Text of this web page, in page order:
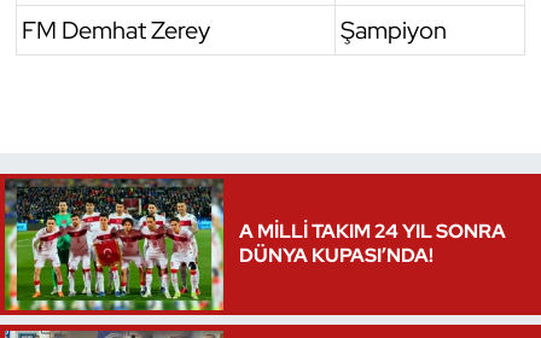
FM Demhat Zerey Şampiyon
A MİLLİ TAKIM 24 YIL SONRA
DÜNYA KUPASI’NDA!
Triatlon
Vücut Geliştirme Fitness
Wushu Kungfu
Yelken